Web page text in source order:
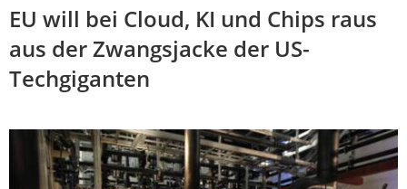
EU will bei Cloud, KI und Chips raus
aus der Zwangsjacke der US-
Techgiganten